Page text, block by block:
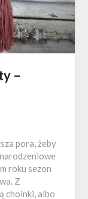
–
pora, żeby
roku sezon
Z
choinki, albo